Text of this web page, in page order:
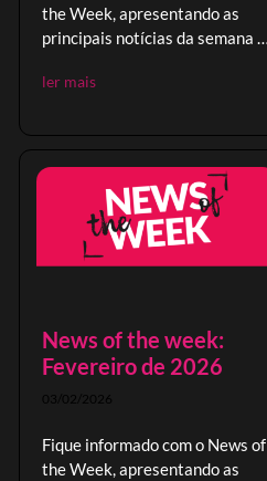
the Week, apresentando as
principais notícias da semana e
global.
ler mais
News of the week:
Fevereiro de 2026
03/02/2026
Fique informado com o News of
the Week, apresentando as